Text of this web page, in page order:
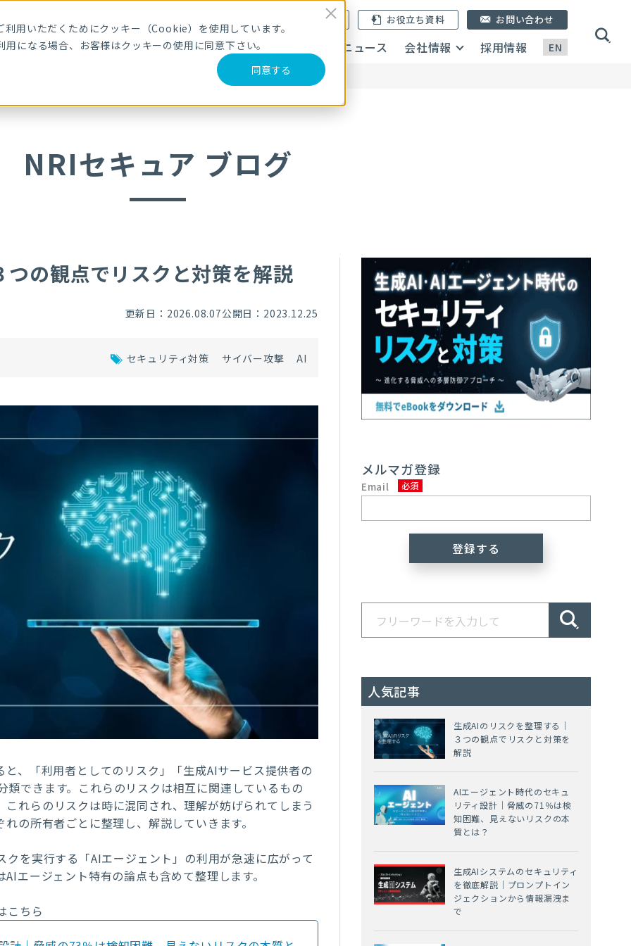
用いただくためにクッキー（Cookie）を使用しています。
になる場合、お客様はクッキーの使用に同意下さい。
同意する
EN
メールマガジン登録 お役立ち資料
サービス・製品 導入事例 セミナー ブログ ニュース 会社情報 採用情報
お問い合わせ
NRIセキュア ブログ
の観点でリスクと対策を解説
更新日：2026.08.07公開日：2023.12.25
セキュリティ対策 サイバー攻撃 AI
、「利用者としてのリスク」「生成AIサービス提供者の
できます。これらのリスクは相互に関連しているもの
れらのリスクは時に混同され、理解が妨げられてしまう
の所有者ごとに整理し、解説していきます。
を実行する「AIエージェント」の利用が急速に広がって
エージェント特有の論点も含めて整理します。
こちら
メルマガ登録
Email
人気記事
生成AIのリスクを整理する｜
３つの観点でリスクと対策を
解説
AIエージェント時代のセキュ
リティ設計｜脅威の71％は検
知困難、見えないリスクの本
質とは？
生成AIシステムのセキュリティ
を徹底解説｜プロンプトイン
ジェクションから情報漏洩ま
で